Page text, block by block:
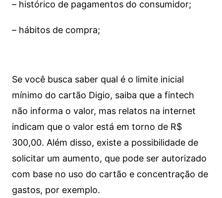
– histórico de pagamentos do consumidor;
– hábitos de compra;
Se você busca saber qual é o limite inicial
mínimo do cartão Digio, saiba que a fintech
não informa o valor, mas relatos na internet
indicam que o valor está em torno de R$
300,00. Além disso, existe a possibilidade de
solicitar um aumento, que pode ser autorizado
com base no uso do cartão e concentração de
gastos, por exemplo.